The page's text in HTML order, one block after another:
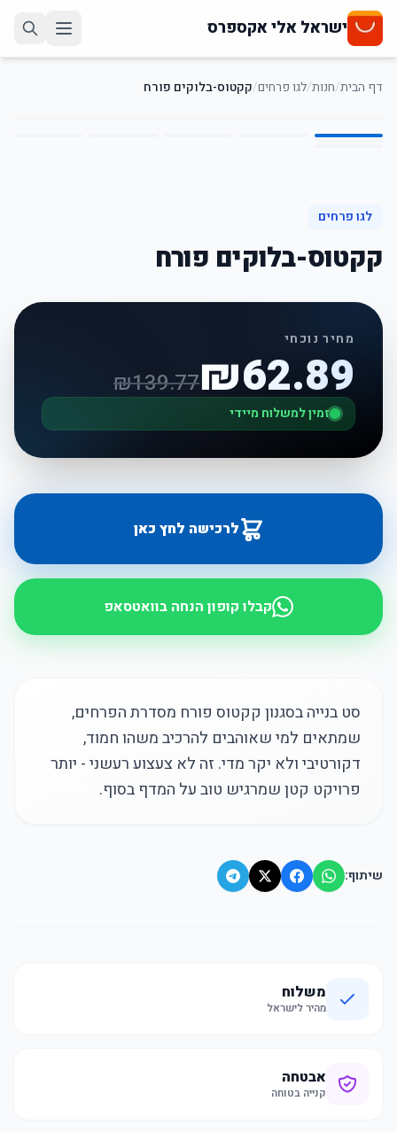
ישראל אלי אקספרס
דף הבית/חנות/לגו פרחים/קקטוס-בלוקים פורח
1
/
6
לגו פרחים
קקטוס-בלוקים פורח
מחיר נוכחי
₪62.89
₪139.77
זמין למשלוח מיידי
לרכישה לחץ כאן
קבלו קופון הנחה בוואטסאפ
סט בנייה בסגנון קקטוס פורח מסדרת הפרחים,
שמתאים למי שאוהבים להרכיב משהו חמוד,
דקורטיבי ולא יקר מדי. זה לא צעצוע רעשני - יותר
פרויקט קטן שמרגיש טוב על המדף בסוף.
שיתוף:
משלוח
מהיר לישראל
אבטחה
קנייה בטוחה